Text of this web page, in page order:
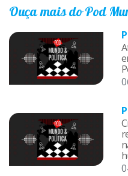
Ouça mais do Pod